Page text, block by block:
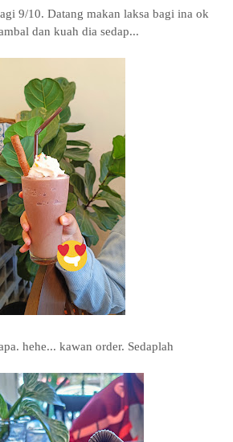
9/10. Datang makan laksa bagi ina ok
dan kuah dia sedap...
hehe... kawan order. Sedaplah